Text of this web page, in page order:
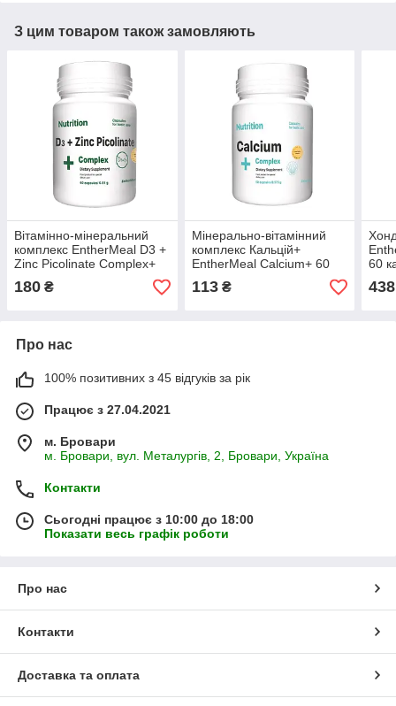
З цим товаром також замовляють
Вітамінно-мінеральний
комплекс EntherMeal D3 +
Zinc Picolinate Complex+
60 капсул
180 ₴
Мінерально-вітамінний
комплекс Кальцій+
EntherMeal Calcium+ 60
капсул
113₴
60
438
Про нас
100% позитивних з 45 відгуків за рік
Працює з 27.04.2021
м. Бровари
м. Бровари, вул. Металургів, 2, Бровари, Україна
Контакти
Сьогодні працює з 10:00 до 18:00
Показати весь графік роботи
Про нас
Контакти
Доставка та оплата